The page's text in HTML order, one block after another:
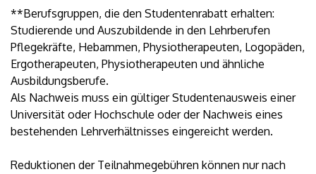
**Berufsgruppen, die den Studentenrabatt erhalten:
Studierende und Auszubildende in den Lehrberufen
Pflegekräfte, Hebammen, Physiotherapeuten, Logopäden,
Ergotherapeuten, Physiotherapeuten und ähnliche
Ausbildungsberufe.
Als Nachweis muss ein gültiger Studentenausweis einer
Universität oder Hochschule oder der Nachweis eines
bestehenden Lehrverhältnisses eingereicht werden.
Reduktionen der Teilnahmegebühren können nur nach